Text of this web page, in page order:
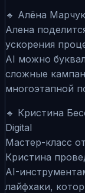
🔹 Алёна
Алена
ускорения
AI можно
сложные
многоэтапной
🔹 Кристина
Digital
Мастер-класс
Кристина
AI-
лайфхаки,